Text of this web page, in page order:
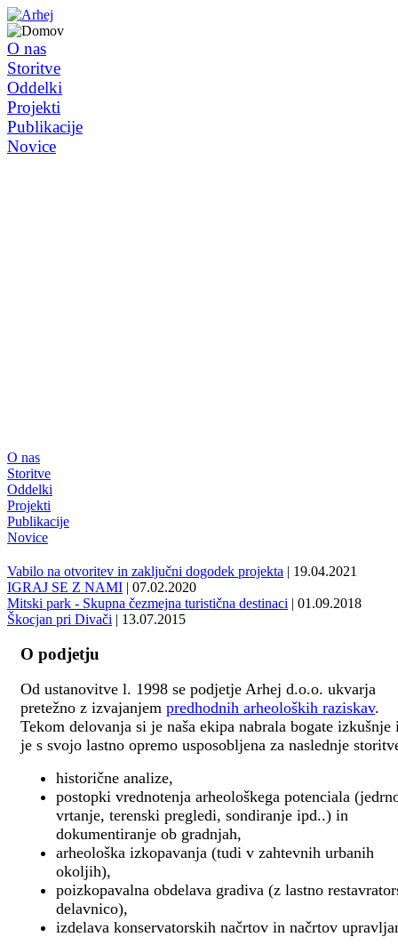
O nas
Storitve
Oddelki
Projekti
Publikacije
Novice
O nas
Storitve
Oddelki
Projekti
Publikacije
Novice
Vabilo na otvoritev in zaključni dogodek projekta | 19.04.2021
IGRAJ SE Z NAMI | 07.02.2020
Mitski park - Skupna čezmejna turistična destinaci | 01.09.2018
Škocjan pri Divači | 13.07.2015
O podjetju
Od ustanovitve l. 1998 se podjetje Arhej d.o.o. ukvarja
pretežno z izvajanjem predhodnih arheoloških raziskav.
Tekom delovanja si je naša ekipa nabrala bogate izkušnje
je s svojo lastno opremo usposobljena za naslednje
historične analize,
postopki vrednotenja arheološkega potenciala
vrtanje, terenski pregledi, sondiranje ipd..) in
dokumentiranje ob gradnjah,
arheološka izkopavanja (tudi v zahtevnih urbanih
okoljih),
poizkopavalna obdelava gradiva (z lastno
delavnico),
izdelava konservatorskih načrtov in načrtov